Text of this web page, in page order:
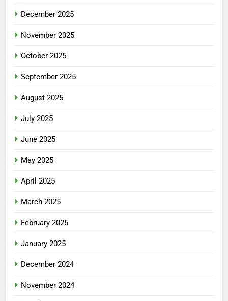
December 2025
November 2025
October 2025
September 2025
August 2025
July 2025
June 2025
May 2025
April 2025
March 2025
February 2025
January 2025
December 2024
November 2024